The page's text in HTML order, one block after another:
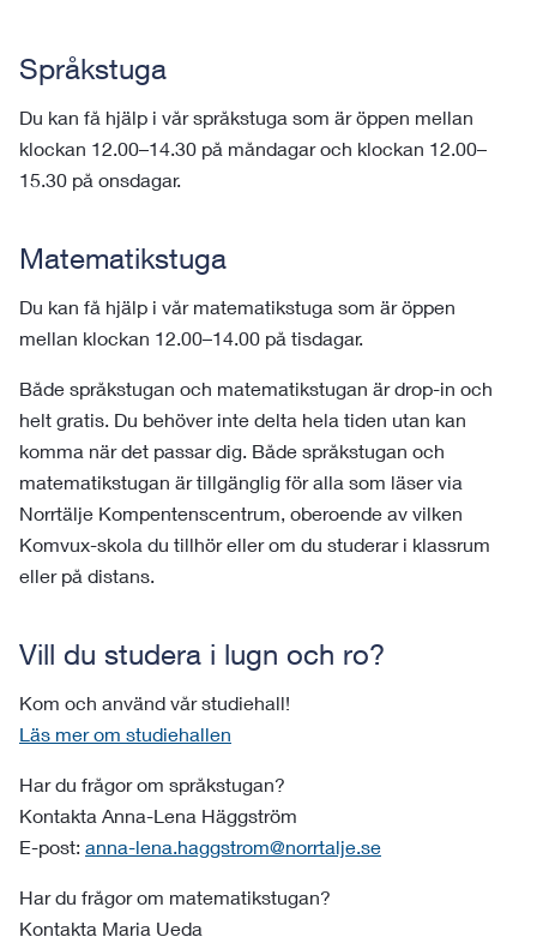
Språkstuga
Du kan få hjälp i vår språkstuga som är öppen mellan
klockan 12.00–14.30 på måndagar och klockan 12.00–
15.30 på onsdagar.
Matematikstuga
Du kan få hjälp i vår matematikstuga som är öppen
mellan klockan 12.00–14.00 på tisdagar.
Både språkstugan och matematikstugan är drop-in och
helt gratis. Du behöver inte delta hela tiden utan kan
komma när det passar dig. Både språkstugan och
matematikstugan är tillgänglig för alla som läser via
Norrtälje Kompentenscentrum, oberoende av vilken
Komvux-skola du tillhör eller om du studerar i klassrum
eller på distans.
Vill du studera i lugn och ro?
Kom och använd vår studiehall!
Läs mer om studiehallen
Har du frågor om språkstugan?
Kontakta Anna-Lena Häggström
E-post: anna-lena.haggstrom@norrtalje.se
Har du frågor om matematikstugan?
Kontakta Maria Ueda